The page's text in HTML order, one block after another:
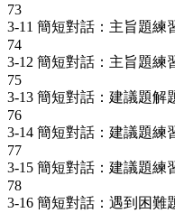
73
3-11 簡短對話：主旨題練
74
3-12 簡短對話：主旨題練
75
3-13 簡短對話：建議題解
76
3-14 簡短對話：建議題練
77
3-15 簡短對話：建議題練
78
3-16 簡短對話：遇到困難